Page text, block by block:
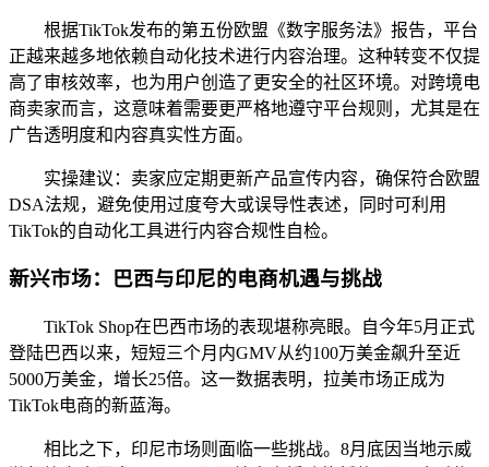
根据TikTok发布的第五份欧盟《数字服务法》报告，平台
正越来越多地依赖自动化技术进行内容治理。这种转变不仅提
高了审核效率，也为用户创造了更安全的社区环境。对跨境电
商卖家而言，这意味着需要更严格地遵守平台规则，尤其是在
广告透明度和内容真实性方面。
实操建议：卖家应定期更新产品宣传内容，确保符合欧盟
DSA法规，避免使用过度夸大或误导性表述，同时可利用
TikTok的自动化工具进行内容合规性自检。
新兴市场：巴西与印尼的电商机遇与挑战
TikTok Shop在巴西市场的表现堪称亮眼。自今年5月正式
登陆巴西以来，短短三个月内GMV从约100万美金飙升至近
5000万美金，增长25倍。这一数据表明，拉美市场正成为
TikTok电商的新蓝海。
相比之下，印尼市场则面临一些挑战。8月底因当地示威